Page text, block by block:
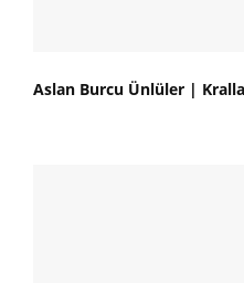
Aslan Burcu Ünlüler |